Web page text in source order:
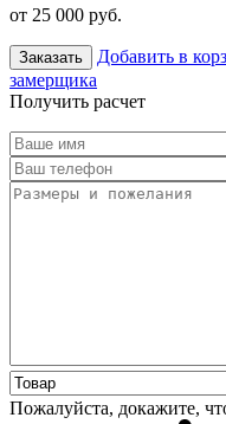
от 25 000 руб.
Заказать Добавить в
замерщика
Получить расчет
Пожалуйста, докажите,